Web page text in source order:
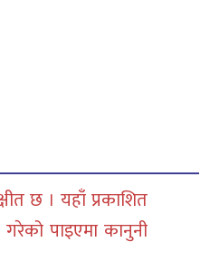
छ । यहाँ प्रकाशित
पाइएमा कानुनी